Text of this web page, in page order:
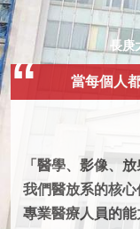
長庚
當每個人
「醫學、影像、
我們醫放系的核
專業醫療人員的